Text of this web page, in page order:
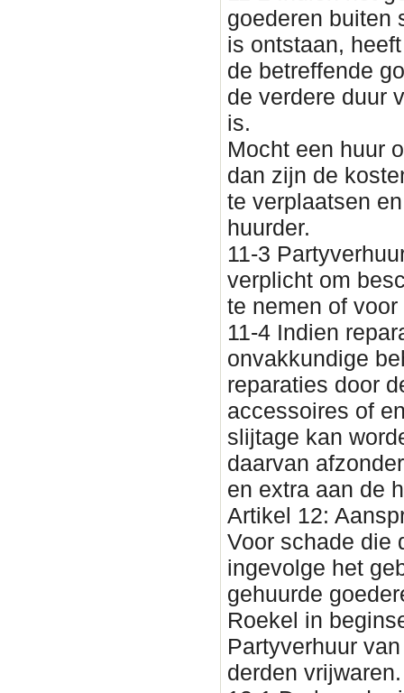
goederen buiten
is ontstaan,
de betreffende
de verdere duur
is.
Mocht een huur
dan zijn de
te verplaatsen
huurder.
11-3
verplicht om
te nemen of
11-4 Indien
onvakkundige
reparaties door
accessoires of
slijtage kan
daarvan
en extra aan de
Artikel 12:
Voor schade die
ingevolge het
gehuurde
Roekel in
Partyverhuur
derden vrijwaren.